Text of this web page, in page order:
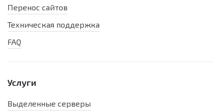
Перенос сайтов
Техническая поддержка
FAQ
Услуги
Выделенные серверы